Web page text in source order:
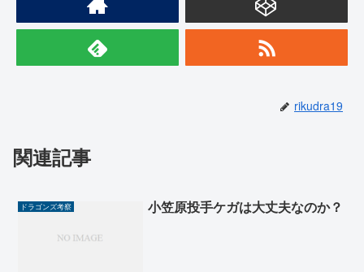
rikudra19
関連記事
ドラゴンズ考察 小笠原投手ケガは大丈夫なのか？